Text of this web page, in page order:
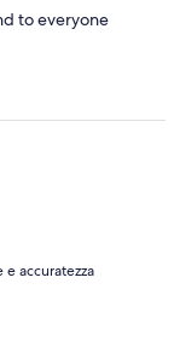
to everyone
accuratezza